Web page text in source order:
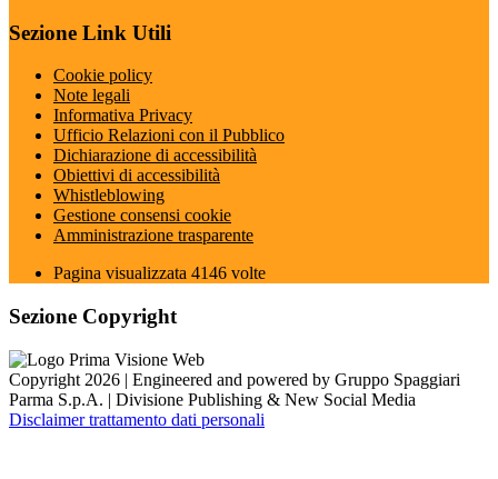
Sezione Link Utili
Cookie policy
Note legali
Informativa Privacy
Ufficio Relazioni con il Pubblico
Dichiarazione di accessibilità
Obiettivi di accessibilità
Whistleblowing
Gestione consensi cookie
Amministrazione trasparente
Pagina visualizzata 4146 volte
Sezione Copyright
Copyright 2026 | Engineered and powered by Gruppo Spaggiari
Parma S.p.A. | Divisione Publishing & New Social Media
Disclaimer trattamento dati personali